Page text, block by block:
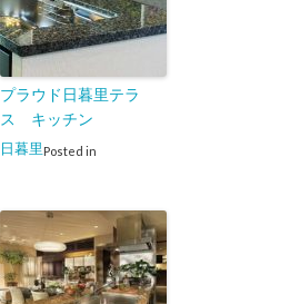
プラウド日暮里テラ
ス キッチン
Posted in
日暮里